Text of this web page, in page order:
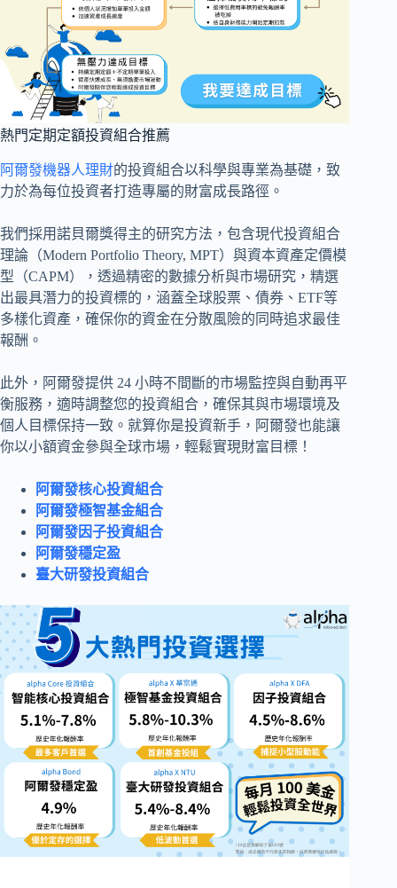
熱門定期定額投資組合推薦
阿爾發機器人理財的投資組合以科學與專業為基礎，致
力於為每位投資者打造專屬的財富成長路徑。
我們採用諾貝爾獎得主的研究方法，包含現代投資組合
理論（Modern Portfolio Theory, MPT）與資本資產定價模
型（CAPM），透過精密的數據分析與市場研究，精選
出最具潛力的投資標的，涵蓋全球股票、債券、ETF等
多樣化資產，確保你的資金在分散風險的同時追求最佳
報酬。
此外，阿爾發提供 24 小時不間斷的市場監控與自動再平
衡服務，適時調整您的投資組合，確保其與市場環境及
個人目標保持一致。就算你是投資新手，阿爾發也能讓
你以小額資金參與全球市場，輕鬆實現財富目標！
阿爾發核心投資組合
阿爾發極智基金組合
阿爾發因子投資組合
阿爾發穩定盈
臺大研發投資組合